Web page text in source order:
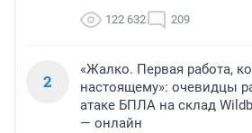
122 632 209
2
«Жалко. Первая работа,
настоящему»: очевидцы
атаке БПЛА на склад
— онлайн